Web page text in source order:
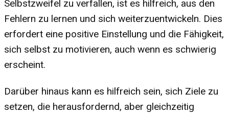
Selbstzweifel zu verfallen, ist es hilfreich, aus den
Fehlern zu lernen und sich weiterzuentwickeln. Dies
erfordert eine positive Einstellung und die Fähigkeit,
sich selbst zu motivieren, auch wenn es schwierig
erscheint.
Darüber hinaus kann es hilfreich sein, sich Ziele zu
setzen, die herausfordernd, aber gleichzeitig